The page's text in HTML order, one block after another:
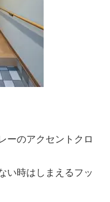
ーのアクセントクロ
い時はしまえるフッ